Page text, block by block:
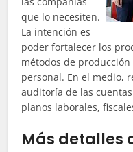
que lo necesiten.
La intención es
poder fortalecer los
métodos de
personal. En el medio,
auditoría de las
planos laborales,
Más detalles